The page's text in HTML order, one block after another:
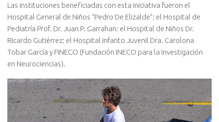
Las instituciones beneficiadas con esta iniciativa fueron el
Hospital General de Niños “Pedro De Elizalde”; el Hospital de
Pediatría Prof. Dr. Juan P. Garrahan; el Hospital de Niños Dr.
Ricardo Gutiérrez; el Hospital Infanto Juvenil Dra. Carolona
Tobar García y FINECO (Fundación INECO para la Investigación
en Neurociencias).